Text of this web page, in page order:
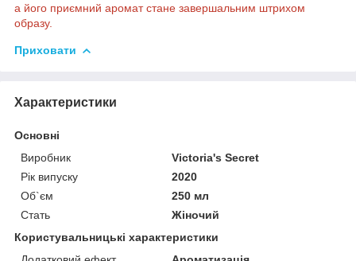
а його приємний аромат стане завершальним штрихом
образу.
Приховати
Характеристики
Основні
Виробник
Victoria's Secret
Рік випуску
2020
Об`єм
250 мл
Стать
Жіночий
Користувальницькі характеристики